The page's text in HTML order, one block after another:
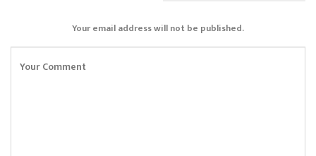
Your email address will not be published.